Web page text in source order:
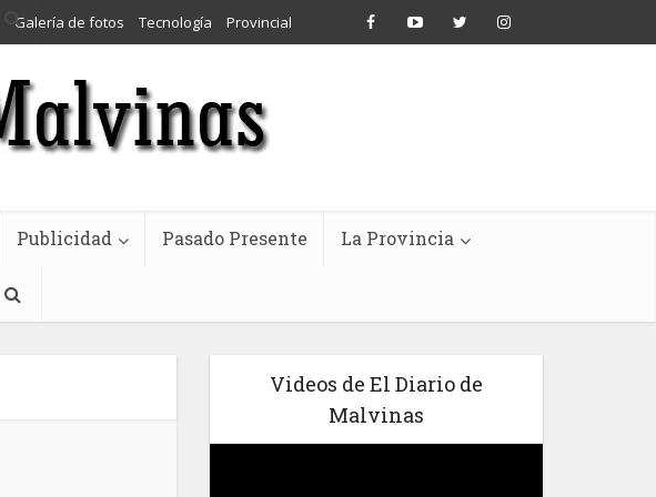
Galería de fotos Tecnología Provincial
Publicidad Pasado Presente La Provincia
Videos de El Diario de
Malvinas